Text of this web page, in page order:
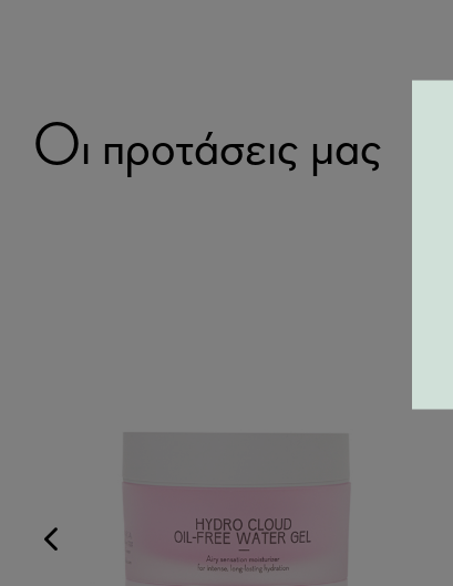
Οι προτάσεις μας